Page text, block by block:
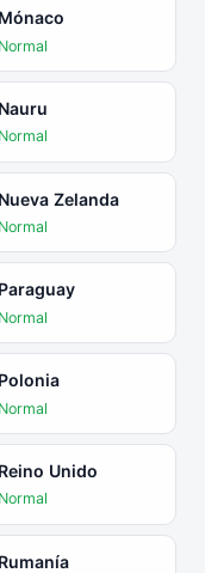
Mónaco
Normal
Zelanda
Unido